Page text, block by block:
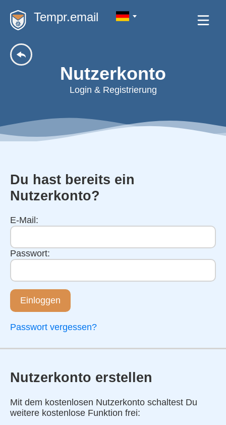
Tempr.email
Nutzerkonto
Login & Registrierung
Du hast bereits ein
Nutzerkonto?
E-Mail:
Passwort:
Einloggen
Passwort vergessen?
Nutzerkonto erstellen
Mit dem kostenlosen Nutzerkonto schaltest Du
weitere kostenlose Funktion frei: